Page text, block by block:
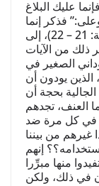
تعالى:”فإنما عليك البلاغ
وقال جلَّ وعلى:” فذكر إنما
أنت مذكر لست عليهم بمصيطر” (الغاشية: 21 – 22)، إلى
الصغير في
الذين يودون أن
بحجة أن
العنف، تجدهم
في كل مرة ضد
من بيننا
إنهم
منها مبرِّرا
في ذلك، ولكن